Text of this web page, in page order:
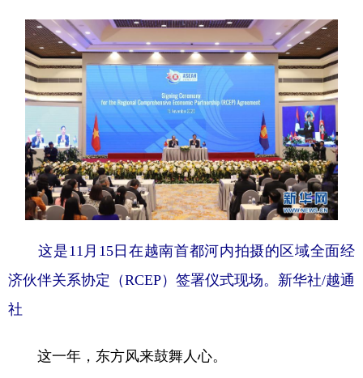
这是11月15日在越南首都河内拍摄的区域全面经
济伙伴关系协定（RCEP）签署仪式现场。新华社/越通
社
这一年，东方风来鼓舞人心。